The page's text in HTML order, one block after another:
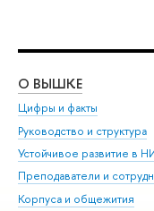
О ВЫШКЕ
Цифры и факты
Руководство и структура
Устойчивое развитие в
Преподаватели и
Корпуса и общежития